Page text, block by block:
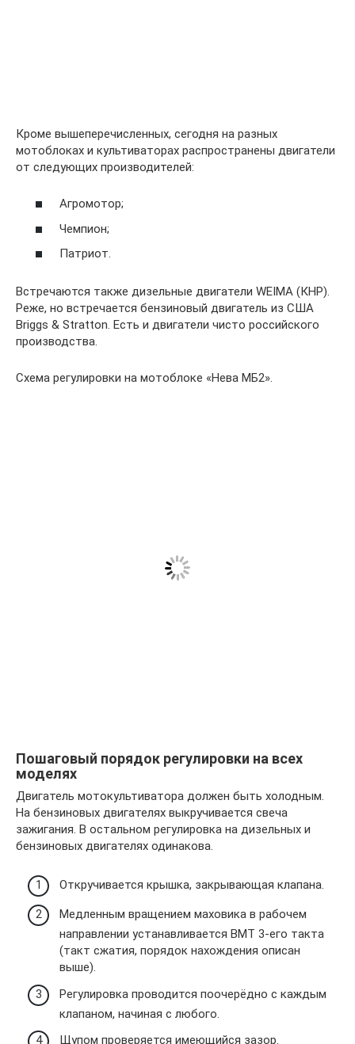
Кроме вышеперечисленных, сегодня на разных
мотоблоках и культиваторах распространены двигатели
от следующих производителей:
Агромотор;
Чемпион;
Патриот.
Встречаются также дизельные двигатели WEIMA (КНР).
Реже, но встречается бензиновый двигатель из США
Briggs & Stratton. Есть и двигатели чисто российского
производства.
Схема регулировки на мотоблоке «Нева МБ2».
Пошаговый порядок регулировки на всех
моделях
Двигатель мотокультиватора должен быть холодным.
На бензиновых двигателях выкручивается свеча
зажигания. В остальном регулировка на дизельных и
бензиновых двигателях одинакова.
Откручивается крышка, закрывающая клапана.
Медленным вращением маховика в рабочем
направлении устанавливается ВМТ 3-его такта
(такт сжатия, порядок нахождения описан
выше).
Регулировка проводится поочерёдно с каждым
клапаном, начиная с любого.
Щупом проверяется имеющийся зазор.